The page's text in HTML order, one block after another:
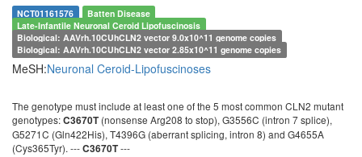
NCT01161576
Batten Disease
Late-Infantile Neuronal Ceroid Lipofuscinosis
Biological: AAVrh.10CUhCLN2 vector 9.0x10^11 genome copies
Biological: AAVrh.10CUhCLN2 vector 2.85x10^11 genome copies
MeSH:Neuronal Ceroid-Lipofuscinoses
The genotype must include at least one of the 5 most common CLN2 mutant
genotypes:C3670T (nonsense Arg208 to stop), G3556C (intron 7 splice),
G5271C (Gln422His), T4396G (aberrant splicing, intron 8) and G4655A
(Cys365Tyr). ---C3670T---